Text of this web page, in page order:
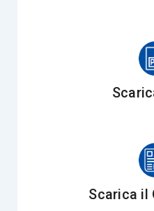
dall’Amministrazione
diniego all’esenzione
dei dividendi eseguito
certificazione
Come premesso, la
Scarica il